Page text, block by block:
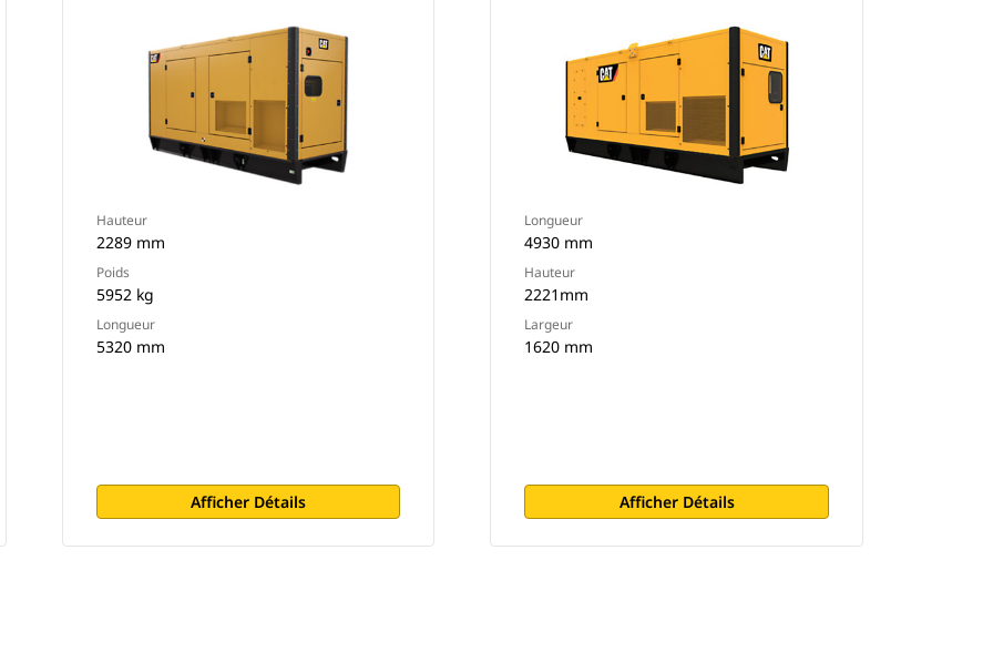
Hauteur
2289 mm
Poids
5952 kg
Longueur
5320 mm
Afficher Détails
Longueur
4930 mm
Hauteur
2221mm
Largeur
1620 mm
Afficher Détails